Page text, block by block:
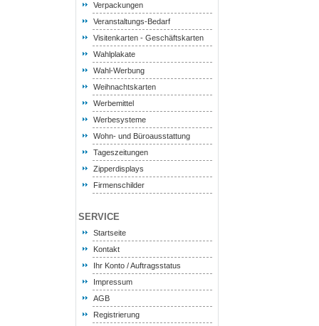
Verpackungen
Veranstaltungs-Bedarf
Visitenkarten - Geschäftskarten
Wahlplakate
Wahl-Werbung
Weihnachtskarten
Werbemittel
Werbesysteme
Wohn- und Büroausstattung
Tageszeitungen
Zipperdisplays
Firmenschilder
SERVICE
Startseite
Kontakt
Ihr Konto / Auftragsstatus
Impressum
AGB
Registrierung